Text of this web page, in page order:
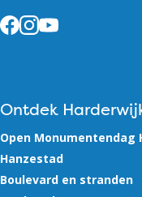
Facebook
Instagram
YouTube
Ontdek
Open Monumentendag
Hanzestad
Boulevard en stranden